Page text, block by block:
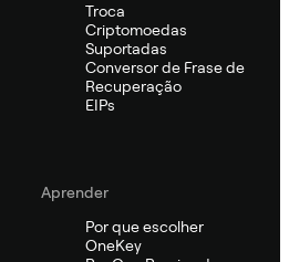
Troca
Criptomoedas
Suportadas
Conversor de Frase de
Recuperação
EIPs
Aprender
Por que escolher
OneKey